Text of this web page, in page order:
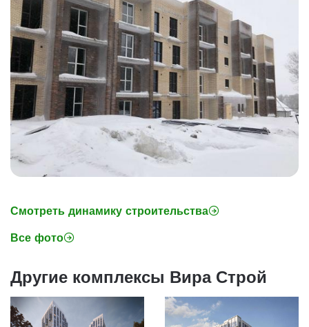
Смотреть динамику строительства
Все фото
Другие комплексы Вира Строй